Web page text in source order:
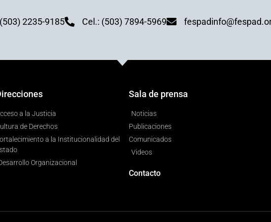
2235-9185 Cel.: (503) 7894-5969
a la Justicia
de Derechos
a la Institucionalidad del
Organizacional
Sala de prensa
Noticias
Publicaciones
Comunicados
Videos
Contacto